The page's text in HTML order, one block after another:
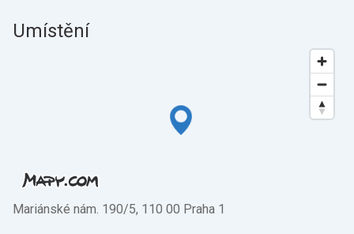
Umístění
Mariánské nám. 190/5, 110 00 Praha 1